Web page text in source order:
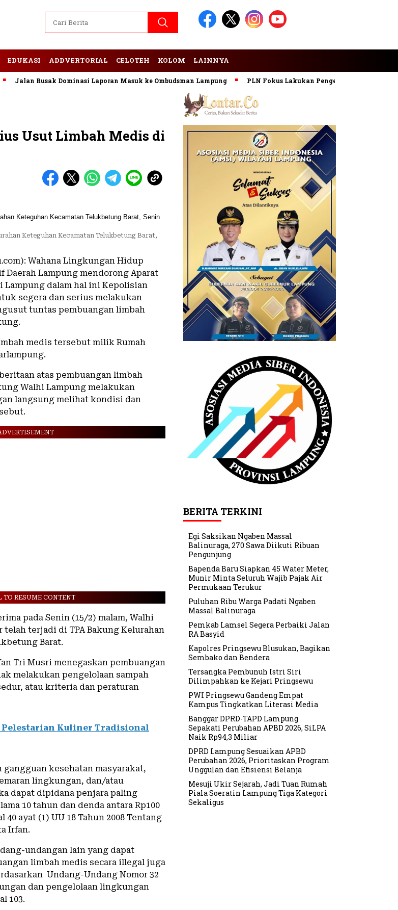
EDUKASI ADDVERTORIAL CELOTEH KOLOM LAINNYA
Rusak Dominasi Laporan Masuk ke Ombudsman Lampung PLN Fokus Lakukan Pengembangan Pembangkit
Usut Limbah Medis di
Keteguhan Kecamatan Telukbetung Barat,
Wahana Lingkungan Hidup
Lampung mendorong Aparat
Lampung dalam hal ini Kepolisian
segera dan serius melakukan
tuntas pembuangan limbah
medis tersebut milik Rumah
atas pembuangan limbah
Walhi Lampung melakukan
langsung melihat kondisi dan
TO RESUME CONTENT
pada Senin (15/2) malam, Walhi
telah terjadi di TPA Bakung Kelurahan
Barat.
Tri Musri menegaskan pembuangan
melakukan pengelolaan sampah
atau kriteria dan peraturan
Pelestarian Kuliner Tradisional
kesehatan masyarakat,
lingkungan, dan/atau
dapat dipidana penjara paling
10 tahun dan denda antara Rp100
ayat (1) UU 18 Tahun 2008 Tentang
Irfan.
undangan lain yang dapat
limbah medis secara illegal juga
Undang-Undang Nomor 32
dan pengelolaan lingkungan
103.
BERITA TERKINI
Egi Saksikan Ngaben Massal
Balinuraga, 270 Sawa Diikuti Ribuan
Pengunjung
Bapenda Baru Siapkan 45 Water Meter,
Munir Minta Seluruh Wajib Pajak Air
Permukaan Terukur
Puluhan Ribu Warga Padati Ngaben
Massal Balinuraga
Pemkab Lamsel Segera Perbaiki Jalan
RA Basyid
Kapolres Pringsewu Blusukan, Bagikan
Sembako dan Bendera
Tersangka Pembunuh Istri Siri
Dilimpahkan ke Kejari Pringsewu
PWI Pringsewu Gandeng Empat
Kampus Tingkatkan Literasi Media
Banggar DPRD-TAPD Lampung
Sepakati Perubahan APBD 2026, SiLPA
Naik Rp94,3 Miliar
DPRD Lampung Sesuaikan APBD
Perubahan 2026, Prioritaskan Program
Unggulan dan Efisiensi Belanja
Mesuji Ukir Sejarah, Jadi Tuan Rumah
Piala Soeratin Lampung Tiga Kategori
Sekaligus